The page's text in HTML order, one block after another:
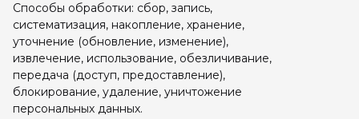
Способы обработки: сбор, запись,
систематизация, накопление, хранение,
уточнение (обновление, изменение),
извлечение, использование, обезличивание,
передача (доступ, предоставление),
блокирование, удаление, уничтожение
персональных данных.